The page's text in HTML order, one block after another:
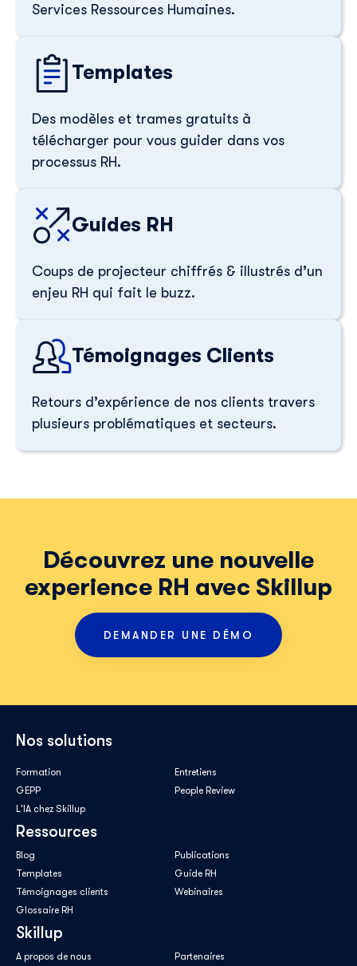
Skillup utilise vos informations pour vous fournir du
détails, consultez notre
Services Ressources Humaines.
Templates
Des modèles et trames gratuits à
télécharger pour vous guider dans vos
processus RH.
Guides RH
Coups de projecteur chiffrés & illustrés d’un
enjeu RH qui fait le buzz.
Témoignages Clients
Retours d’expérience de nos clients travers
plusieurs problématiques et secteurs.
Découvrez une nouvelle
experience RH avec Skillup
DEMANDER UNE DÉMO
Nos solutions
Formation
Entretiens
GEPP
People Review
L'IA chez Skillup
Ressources
Blog
Publications
Templates
Guide RH
Témoignages clients
Webinaires
Glossaire RH
Skillup
A propos de nous Partenaires